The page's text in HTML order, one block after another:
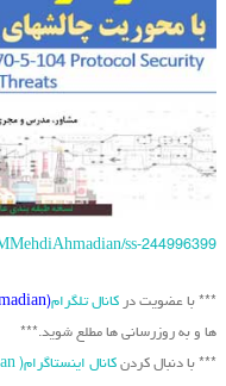
ss-244996399
*** با عضویت در کانال تلگرام(MohammadMehdiAhmadian@)
ها و به روزرسانی ها مطلع شوید.***
*** با دنبال کردن کانال اینستاگرام( mmAhmadian@)